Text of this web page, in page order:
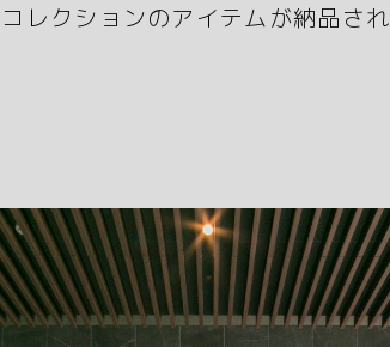
レクションのアイテムが納品され